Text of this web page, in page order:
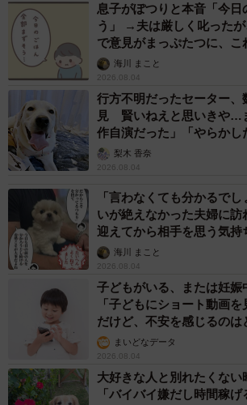
息子がぽつりと本音「今日
う」 →夫は厳しく叱っ
で意見がまっぷたつに、こ
【漫画】
海川 まこと
2026.08.04
行方不明だったセーター、
見 賢いねえと思いきや…
作自演だった」「やらかし
梨木 香奈
2026.08.04
「言わなくても分かるで
いが絶えなかった夫婦に
迎えてから相手を思う気持
画】海川 まこと
2026.08.04
子どもがいる、または妊娠
「子どもにショート動画
だけど、不安を感じるのは
まいどなデータ
2026.08.04
大好きな人と別れたくな
「バイバイ嫌だし時間稼